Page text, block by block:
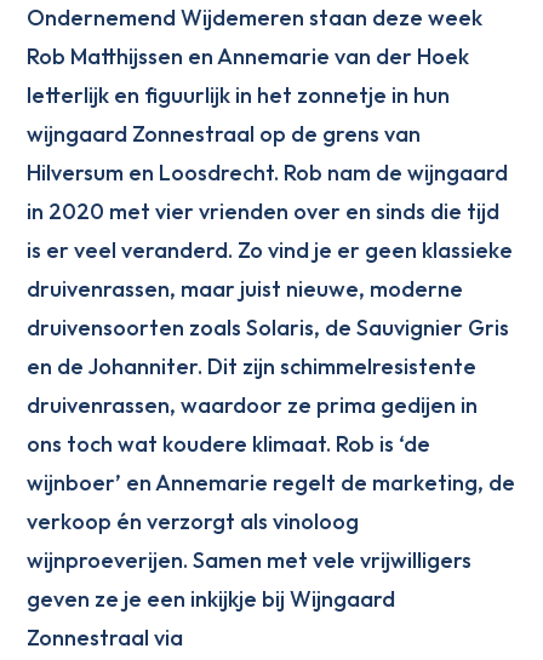
Ondernemend Wijdemeren staan deze week
Rob Matthijssen en Annemarie van der Hoek
letterlijk en figuurlijk in het zonnetje in hun
wijngaard Zonnestraal op de grens van
Hilversum en Loosdrecht. Rob nam de wijngaard
in 2020 met vier vrienden over en sinds die tijd
is er veel veranderd. Zo vind je er geen klassieke
druivenrassen, maar juist nieuwe, moderne
druivensoorten zoals Solaris, de Sauvignier Gris
en de Johanniter. Dit zijn schimmelresistente
druivenrassen, waardoor ze prima gedijen in
ons toch wat koudere klimaat. Rob is ‘de
wijnboer’ en Annemarie regelt de marketing, de
verkoop én verzorgt als vinoloog
wijnproeverijen. Samen met vele vrijwilligers
geven ze je een inkijkje bij Wijngaard
Zonnestraal via